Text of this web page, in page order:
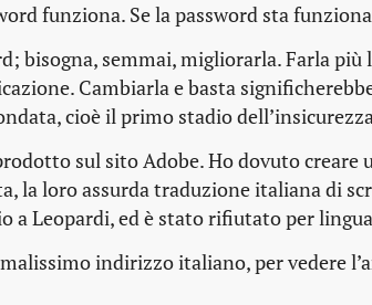
funziona. Se la password sta
bisogna, semmai,migliorarla. Farla più
Cambiarla e basta
cioè il primo stadio
sul sito Adobe. Ho dovuto creare
, la loro assurda traduzione italiana di
a Leopardi, ed è stato rifiutato per
indirizzo italiano, per vedere